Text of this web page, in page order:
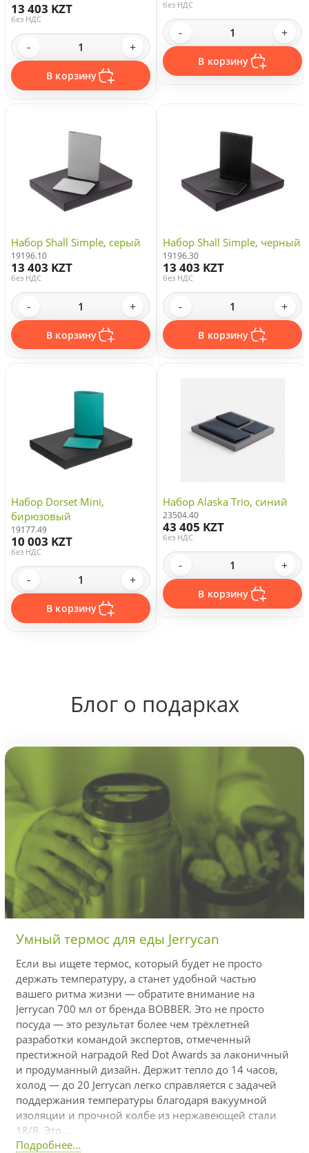
13 403 KZT
без НДС
- +
В корзину
без НДС
- +
В корзину
Набор Shall Simple, серый
19196.10
13 403 KZT
без НДС
- +
В корзину
Набор Shall Simple, черный
19196.30
13 403 KZT
без НДС
- +
В корзину
Набор Dorset Mini,
бирюзовый
19177.49
10 003 KZT
без НДС
- +
В корзину
Набор Alaska Trio, синий
23504.40
43 405 KZT
без НДС
- +
В корзину
Блог о подарках
Умный термос для еды Jerrycan
Если вы ищете термос, который будет не просто
держать температуру, а станет удобной частью
вашего ритма жизни — обратите внимание на
Jerrycan 700 мл от бренда BOBBER. Это не просто
посуда — это результат более чем трёхлетней
разработки командой экспертов, отмеченный
престижной наградой Red Dot Awards за лаконичный
и продуманный дизайн. Держит тепло до 14 часов,
холод — до 20 Jerrycan легко справляется с задачей
поддержания температуры благодаря вакуумной
изоляции и прочной колбе из нержавеющей стали
18/8. Это...
Подробнее...